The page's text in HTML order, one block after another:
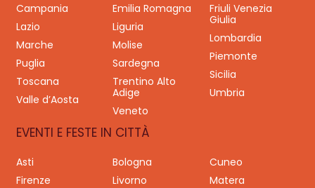
Campania
Emilia Romagna
Friuli Venezia
Giulia
Lazio
Liguria
Lombardia
Marche
Molise
Piemonte
Puglia
Sardegna
Sicilia
Toscana
Trentino Alto
Adige
Umbria
Valle d’Aosta
Veneto
EVENTI E FESTE IN CITTÀ
Asti Bologna
Cuneo
Firenze
Livorno
Matera